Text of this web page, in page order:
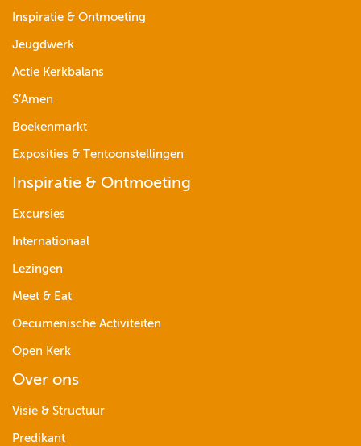
Inspiratie & Ontmoeting
Jeugdwerk
Actie Kerkbalans
S’Amen
Boekenmarkt
Exposities & Tentoonstellingen
Inspiratie & Ontmoeting
Excursies
Internationaal
Lezingen
Meet & Eat
Oecumenische Activiteiten
Open Kerk
Over ons
Visie & Structuur
Predikant